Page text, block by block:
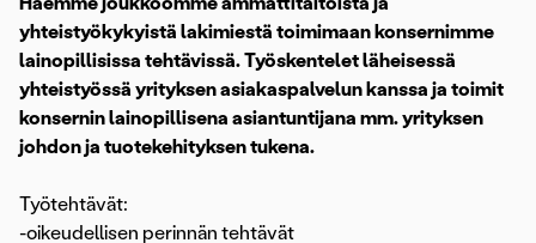
yhteistyökykyistä lakimiestä toimimaan konsernimme
lainopillisissa tehtävissä. Työskentelet läheisessä
yhteistyössä yrityksen asiakaspalvelun kanssa ja toimit
konsernin lainopillisena asiantuntijana mm. yrityksen
johdon ja tuotekehityksen tukena.
Työtehtävät:
-oikeudellisen perinnän tehtävät